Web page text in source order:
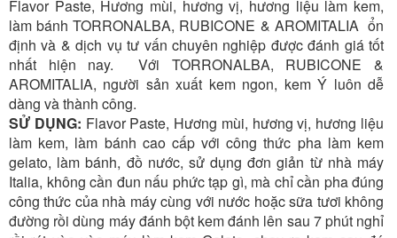
Flavor Paste, Hương mùi, hương vị, hương liệu làm kem,
làm bánhTORRONALBA, RUBICONE & AROMITALIA ổn
định và & dịch vụ tư vấn chuyên nghiệp được đánh giá tốt
nhất hiện nay. Với TORRONALBA, RUBICONE &
AROMITALIA, người sản xuất kem ngon, kem Ý luôn dễ
dàng và thành công.
SỬ DỤNG: Flavor Paste, Hương mùi, hương vị, hương liệu
làm kem, làm bánh cao cấp với công thức pha làm kem
gelato, làm bánh, đồ nước, sử dụng đơn giản từ nhà máy
Italia, không cần đun nấu phức tạp gì, mà chỉ cần pha đúng
công thức của nhà máy cùng với nước hoặc sữa tươi không
đường rồi dùng máy đánh bột kem đánh lên sau 7 phút nghỉ